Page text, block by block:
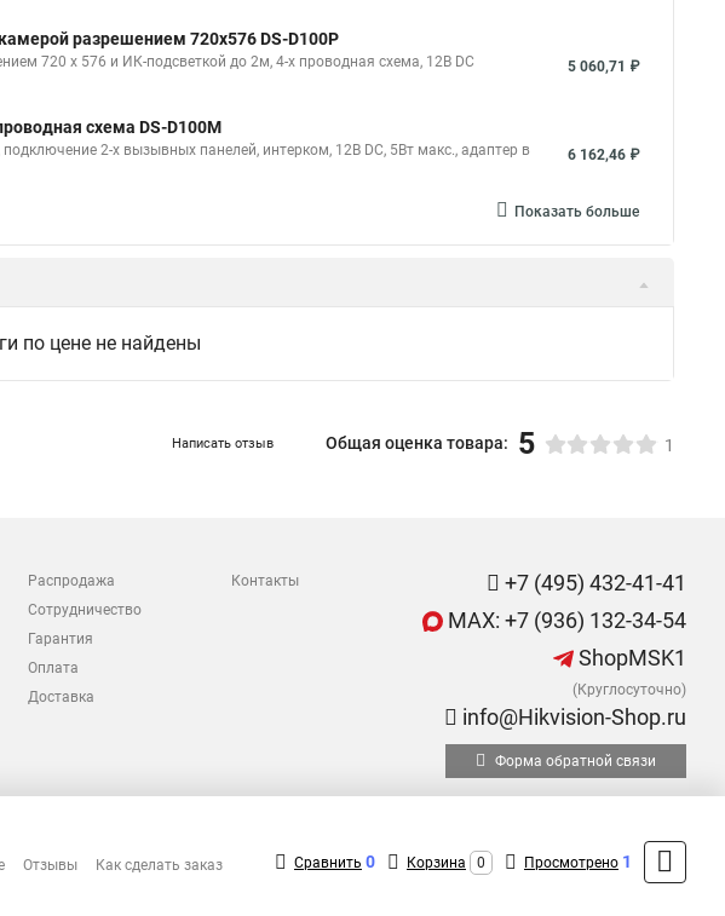
разрешением 720х576 DS-D100P
720 х 576 и ИК-подсветкой до 2м, 4-х проводная схема, 12В DC
5 060,71 ₽
схема DS-D100M
2-х вызывных панелей, интерком, 12В DC, 5Вт макс., адаптер в
6 162,46 ₽
Показать больше
по цене не найдены
Написать отзыв Общая оценка товара: 5 1
Распродажа
Сотрудничество
Гарантия
Оплата
Доставка
Контакты
+7 (495) 432-41-41
MAX: +7 (936) 132-34-54
ShopMSK1
(Круглосуточно)
info@Hikvision-Shop.ru
Форма обратной связи
Отзывы Как сделать заказ Сравнить 0 Корзина 0 Просмотрено 1